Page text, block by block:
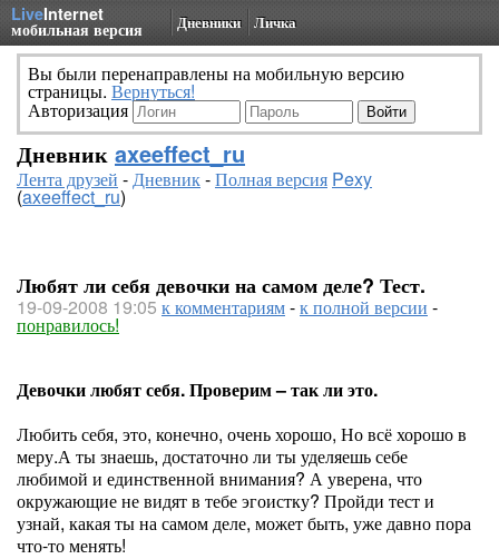
LiveInternet
мобильная версия Дневники Личка
Вы были перенаправлены на мобильную версию
страницы. Вернуться!
Авторизация
Дневник axeeffect_ru
Лента друзей -Дневник-Полная версия Pexy
(axeeffect_ru)
Любят ли себя девочки на самом деле? Тест.
19-09-2008 19:05 к комментариям-к полной версии -
понравилось!
Девочки любят себя. Проверим – так ли это.
Любить себя, это, конечно, очень хорошо, Но всё хорошо в
меру.А ты знаешь, достаточно ли ты уделяешь себе
любимой и единственной внимания? А уверена, что
окружающие не видят в тебе эгоистку? Пройди тест и
узнай, какая ты на самом деле, может быть, уже давно пора
что-то менять!